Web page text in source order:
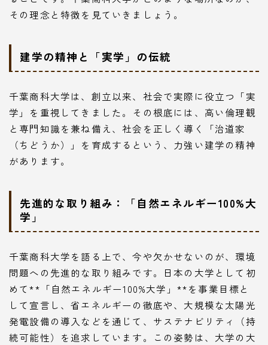
その理念と特徴を見ていきましょう。
建学の精神と「実学」の伝統
千葉商科大学は、創立以来、社会で実際に役立つ「実
学」を重視してきました。その根底には、高い倫理観
と専門知識を兼ね備え、社会を正しく導く「治道家
（ちどうか）」を育成するという、力強い建学の精神
があります。
先進的な取り組み：「自然エネルギー100%大
学」
千葉商科大学を語る上で、今や欠かせないのが、環境
問題への先進的な取り組みです。日本の大学として初
めて**「自然エネルギー100%大学」**を事業目標と
して宣言し、省エネルギーの徹底や、大規模な太陽光
発電設備の導入などを通じて、サステナビリティ（持
続可能性）を追求しています。この姿勢は、大学の大